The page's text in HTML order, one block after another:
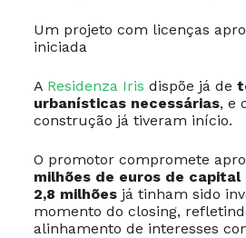
Um projeto com licenças
iniciada
A Residenza Iris dispõe já de
urbanísticas necessárias, e
construção já tiveram início.
O promotor compromete
milhões de euros de capital
2,8 milhõesjá tinham sido
momento do closing,
alinhamento de interesses